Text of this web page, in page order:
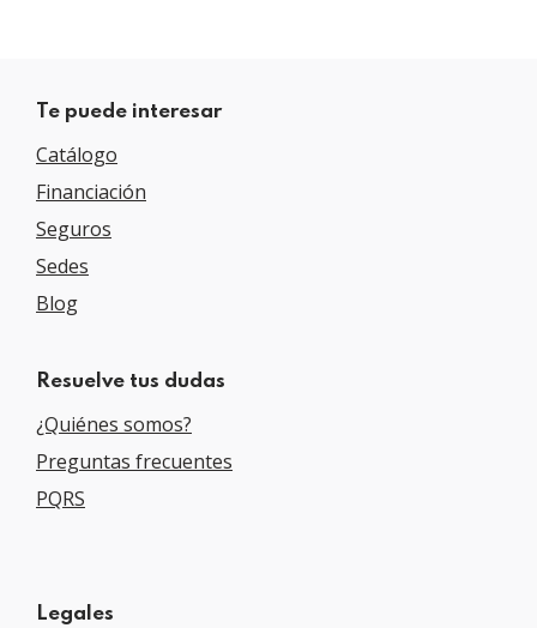
Te puede interesar
Catálogo
Financiación
Seguros
Sedes
Blog
Resuelve tus dudas
¿Quiénes somos?
Preguntas frecuentes
PQRS
Legales